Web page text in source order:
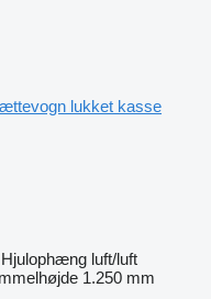
lukket kasse
Hjulophæng luft/luft
1.250 mm